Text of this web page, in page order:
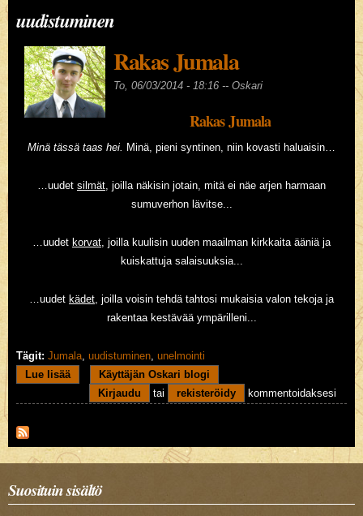
uudistuminen
Rakas Jumala
To, 06/03/2014 - 18:16 -- Oskari
Rakas Jumala
Minä tässä taas hei. Minä, pieni syntinen, niin kovasti haluaisin…
…uudet silmät, joilla näkisin jotain, mitä ei näe arjen harmaan
sumuverhon lävitse...
…uudet korvat, joilla kuulisin uuden maailman kirkkaita ääniä ja
kuiskattuja salaisuuksia...
…uudet kädet, joilla voisin tehdä tahtosi mukaisia valon tekoja ja
rakentaa kestävää ympärilleni...
Tägit: Jumala, uudistuminen, unelmointi
Lue lisääabout Rakas Jumala
Käyttäjän Oskari blogi
Kirjaudu
tai rekisteröidy kommentoidaksesi
Suosituin sisältö